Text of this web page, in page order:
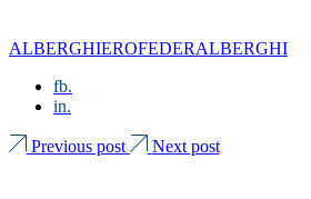
ALBERGHIEROFEDERALBERGHI
fb.
in.
Previous post Next post